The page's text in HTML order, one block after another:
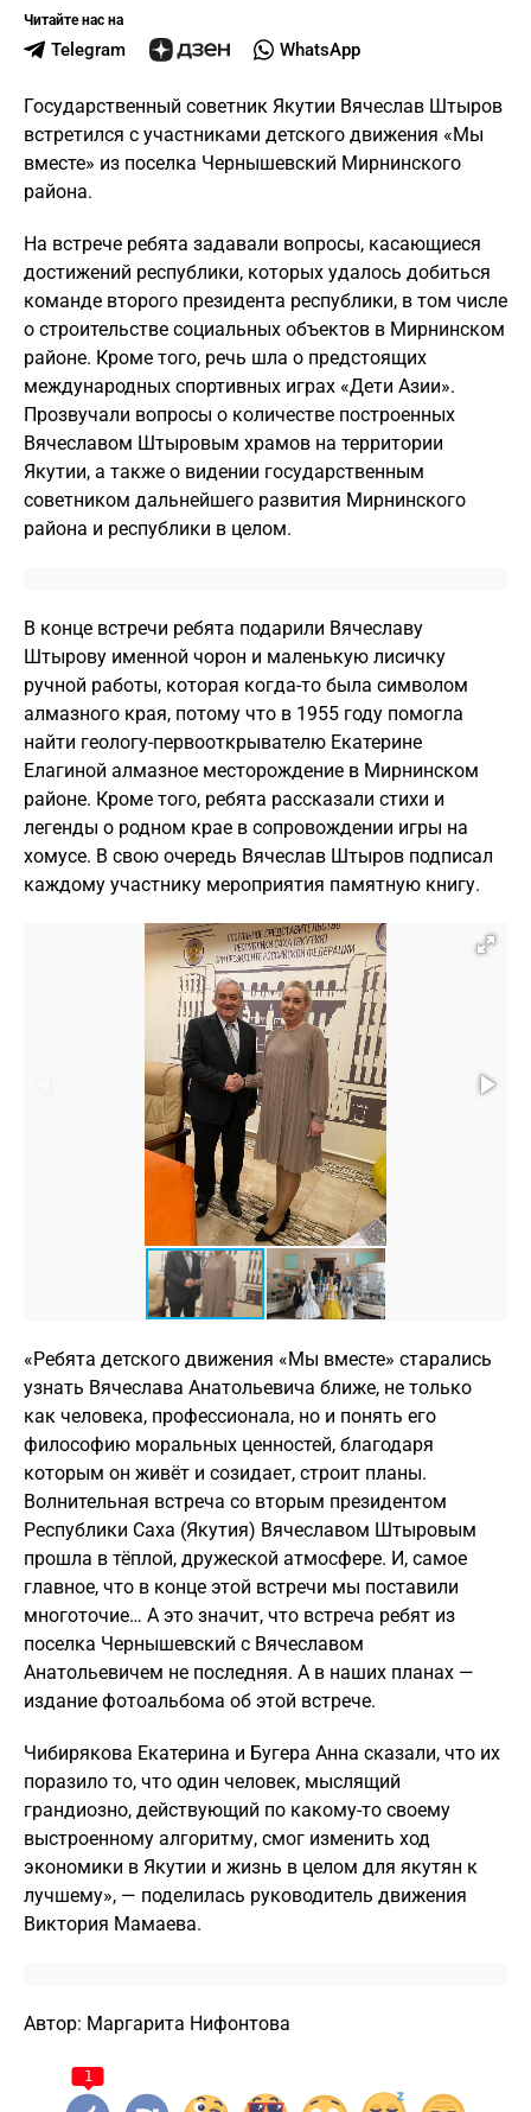
Читайте нас на
Telegram WhatsApp
Государственный советник Якутии Вячеслав Штыров
встретился с участниками детского движения «Мы
вместе» из поселка Чернышевский Мирнинского
района.
На встрече ребята задавали вопросы, касающиеся
достижений республики, которых удалось добиться
команде второго президента республики, в том числе
о строительстве социальных объектов в Мирнинском
районе. Кроме того, речь шла о предстоящих
международных спортивных играх «Дети Азии».
Прозвучали вопросы о количестве построенных
Вячеславом Штыровым храмов на территории
Якутии, а также о видении государственным
советником дальнейшего развития Мирнинского
района и республики в целом.
В конце встречи ребята подарили Вячеславу
Штырову именной чорон и маленькую лисичку
ручной работы, которая когда-то была символом
алмазного края, потому что в 1955 году помогла
найти геологу-первооткрывателю Екатерине
Елагиной алмазное месторождение в Мирнинском
районе. Кроме того, ребята рассказали стихи и
легенды о родном крае в сопровождении игры на
хомусе. В свою очередь Вячеслав Штыров подписал
каждому участнику мероприятия памятную книгу.
«Ребята детского движения «Мы вместе» старались
узнать Вячеслава Анатольевича ближе, не только
как человека, профессионала, но и понять его
философию моральных ценностей, благодаря
которым он живёт и созидает, строит планы.
Волнительная встреча со вторым президентом
Республики Саха (Якутия) Вячеславом Штыровым
прошла в тёплой, дружеской атмосфере. И, самое
главное, что в конце этой встречи мы поставили
многоточие… А это значит, что встреча ребят из
поселка Чернышевский с Вячеславом
Анатольевичем не последняя. А в наших планах —
издание фотоальбома об этой встрече.
Чибирякова Екатерина и Бугера Анна сказали, что их
поразило то, что один человек, мыслящий
грандиозно, действующий по какому-то своему
выстроенному алгоритму, смог изменить ход
экономики в Якутии и жизнь в целом для якутян к
лучшему», — поделилась руководитель движения
Виктория Мамаева.
Автор: Маргарита Нифонтова
1